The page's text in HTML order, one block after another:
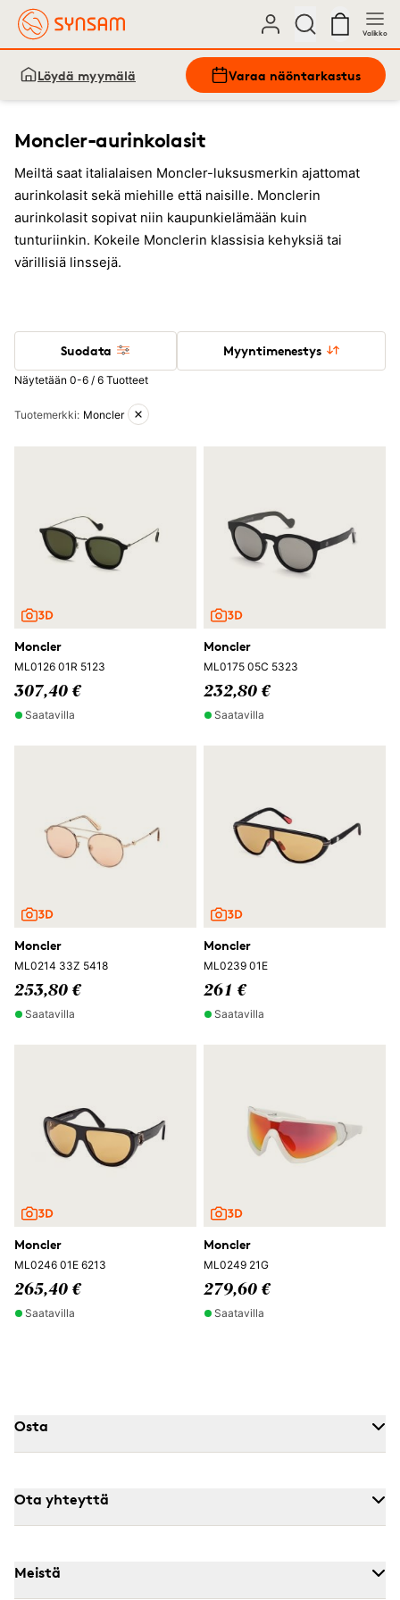
Valikko
Löydä myymälä Varaa näöntarkastus
Moncler-aurinkolasit
Meiltä saat italialaisen Moncler-luksusmerkin ajattomat
aurinkolasit sekä miehille että naisille. Monclerin
aurinkolasit sopivat niin kaupunkielämään kuin
tunturiinkin. Kokeile Monclerin klassisia kehyksiä tai
värillisiä linssejä.
Suodata Myyntimenestys
Näytetään 0-6 / 6 Tuotteet
Aktiiviset suodattimet
Tuotemerkki: Moncler
Moncler
ML0126 01R 5123
307,40 €
Saatavilla
Moncler
ML0175 05C 5323
232,80 €
Saatavilla
Moncler
ML0214 33Z 5418
253,80 €
Saatavilla
Moncler
ML0239 01E
261 €
Saatavilla
Moncler
ML0246 01E 6213
265,40 €
Saatavilla
Moncler
ML0249 21G
279,60 €
Saatavilla
Osta
Ota yhteyttä
Meistä